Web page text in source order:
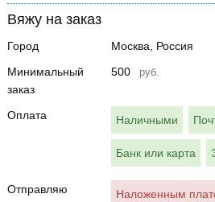
Вяжу на заказ
Город
Москва, Россия
Минимальный
заказ
500 руб.
Оплата Наличными
Банк или карта
Отправляю Наложенным